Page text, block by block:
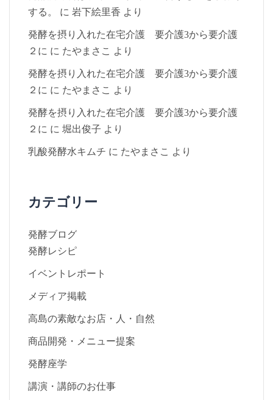
する。
に 岩下絵里香 より
発酵を摂り入れた在宅介護 要介護3から要介護
２に に たやまさこ より
発酵を摂り入れた在宅介護 要介護3から要介護
２に に たやまさこ より
発酵を摂り入れた在宅介護 要介護3から要介護
２に に 堀出俊子 より
乳酸発酵水キムチ に たやまさこ より
カテゴリー
発酵ブログ
発酵レシピ
イベントレポート
メディア掲載
高島の素敵なお店・人・自然
商品開発・メニュー提案
発酵座学
講演・講師のお仕事